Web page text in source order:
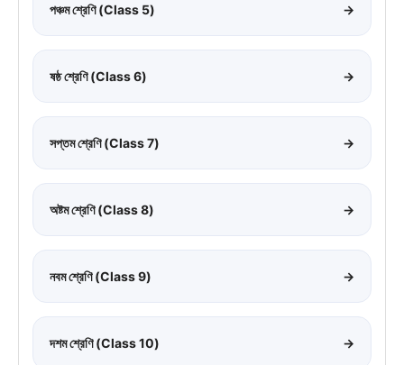
পঞ্চম শ্রেণি (Class 5) →
ষষ্ঠ শ্রেণি (Class 6) →
সপ্তম শ্রেণি (Class 7) →
অষ্টম শ্রেণি (Class 8) →
নবম শ্রেণি (Class 9) →
দশম শ্রেণি (Class 10) →